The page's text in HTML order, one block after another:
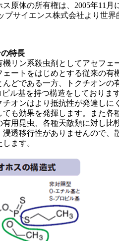
ス原体の所有権は、2005年11
プサイエンス株式会社より世界
特長
機リン系殺虫剤としてアセフェ
ェートをはじめとする従来の
んどである一方、トクチオンの
ル基を持つ構造をしておりま
チオンはより抵抗性が発達し
ても効果を発揮します。また各
有用昆虫、各種天敵類に対し
浸透移行性がありませんので、
ます。